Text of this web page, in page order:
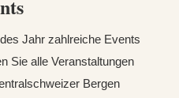
Jahr zahlreiche Events
Sie alle Veranstaltungen
Bergen